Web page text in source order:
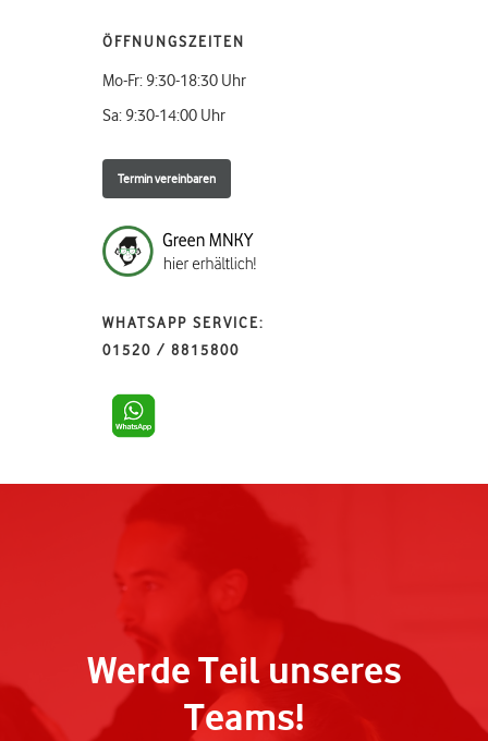
ÖFFNUNGSZEITEN
Mo-Fr: 9:30-18:30 Uhr
Sa: 9:30-14:00 Uhr
Termin vereinbaren
WHATSAPP SERVICE:
01520 / 8815800
Werde Teil unseres
Teams!